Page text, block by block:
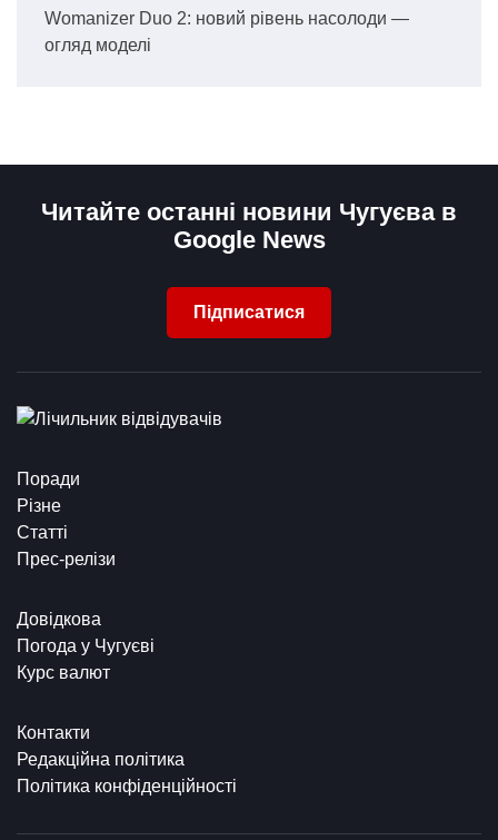
Womanizer Duo 2: новий рівень насолоди —
огляд моделі
Читайте останні новини Чугуєва в
Google News
Підписатися
Поради
Різне
Статті
Прес-релізи
Довідкова
Погода у Чугуєві
Курс валют
Контакти
Редакційна політика
Політика конфіденційності